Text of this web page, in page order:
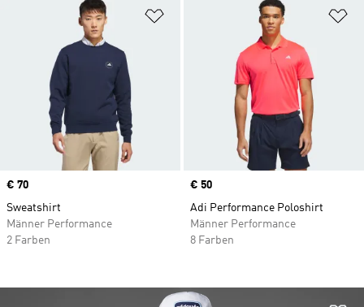
Zur Wunschliste hinzufügen
Price
€ 70
Sweatshirt
Männer Performance
2 Farben
Price
€ 50
Adi Performance Poloshirt
Männer Performance
8 Farben